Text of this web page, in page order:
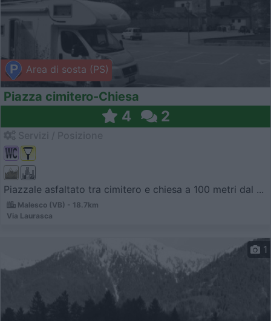
Area di sosta (PS)
Piazza cimitero-Chiesa
4 2
Piazzale asfaltato tra cimitero e chiesa a 100 metri dal ...
Malesco (VB) - 18.7km
Via Laurasca
1